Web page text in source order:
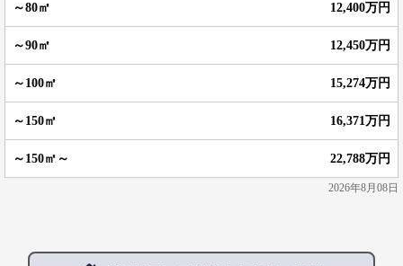
12,400万円
12,450万円
15,274万円
16,371万円
22,788万円
2026年8月08日